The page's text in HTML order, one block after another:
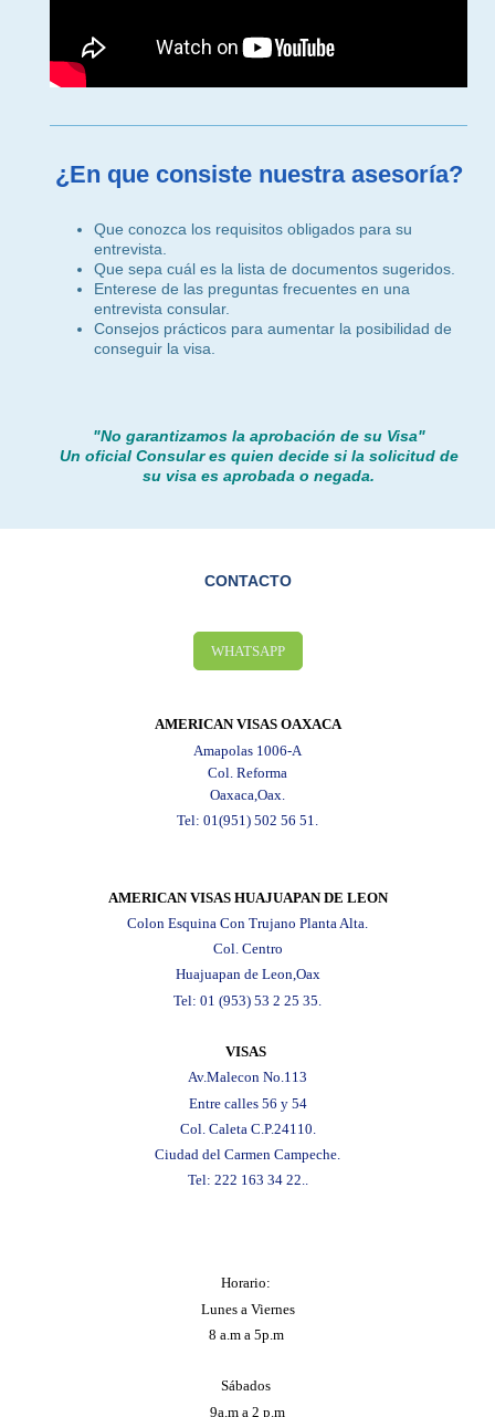
¿En que consiste nuestra asesoría?
Que conozca los requisitos obligados para su
entrevista.
Que sepa cuál es la lista de documentos sugeridos.
Enterese de las preguntas frecuentes en una
entrevista consular.
Consejos prácticos para aumentar la posibilidad de
conseguir la visa.
"No garantizamos la aprobación de su Visa"
Un oficial Consular es quien decide si la solicitud de
su visa es aprobada o negada.
CONTACTO
WHATSAPP
AMERICAN VISAS OAXACA
Amapolas 1006-A
Col. Reforma
Oaxaca,Oax.
Tel: 01(951) 502 56 51.
AMERICAN VISAS HUAJUAPAN DE LEON
Colon Esquina Con Trujano Planta Alta.
Col. Centro
Huajuapan de Leon,Oax
Tel: 01 (953) 53 2 25 35.
VISAS
Av.Malecon No.113
Entre calles 56 y 54
Col. Caleta C.P.24110.
Ciudad del Carmen Campeche.
Tel: 222 163 34 22..
Horario:
Lunes a Viernes
8 a.m a 5p.m
Sábados
9a.m a 2 p.m